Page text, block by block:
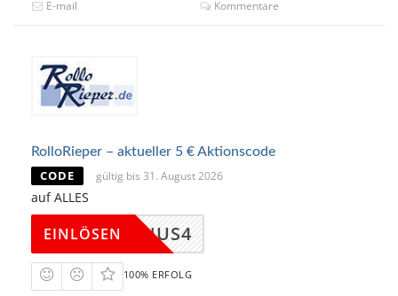
E-mail
Kommentare
RolloRieper – aktueller 5 € Aktionscode
CODE gültig bis 31. August 2026
auf ALLES
ERBONUS4
EINLÖSEN
100% ERFOLG